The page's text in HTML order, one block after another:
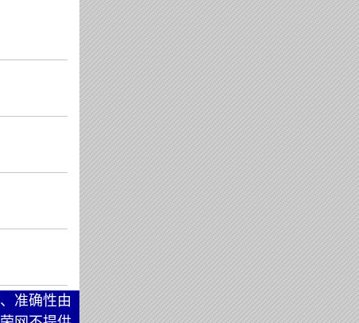
准确性由